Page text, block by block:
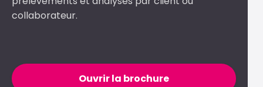
Ouvrir la brochure